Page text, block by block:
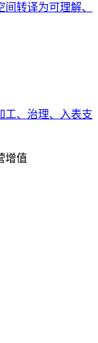
转译为可理解、
工、治理、入表支
增值